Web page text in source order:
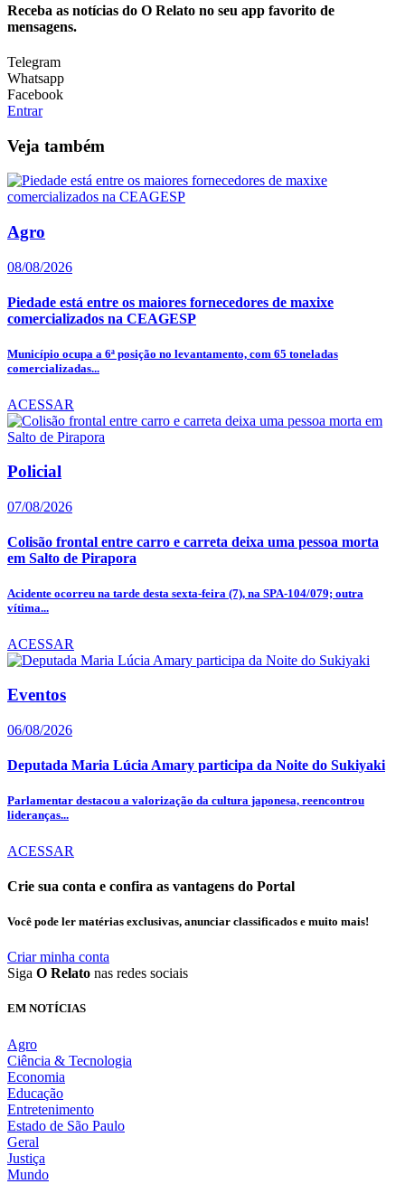
Receba as notícias do O Relato no seu app favorito de
mensagens.
Telegram
Whatsapp
Facebook
Entrar
Veja também
Agro
08/08/2026
Piedade está entre os maiores fornecedores de maxixe
comercializados na CEAGESP
Município ocupa a 6ª posição no levantamento, com 65 toneladas
comercializadas...
ACESSAR
Policial
07/08/2026
Colisão frontal entre carro e carreta deixa uma pessoa morta
em Salto de Pirapora
Acidente ocorreu na tarde desta sexta-feira (7), na SPA-104/079; outra
vítima...
ACESSAR
Eventos
06/08/2026
Deputada Maria Lúcia Amary participa da Noite do Sukiyaki
Parlamentar destacou a valorização da cultura japonesa, reencontrou
lideranças...
ACESSAR
Crie sua conta e confira as vantagens do Portal
Você pode ler matérias exclusivas, anunciar classificados e muito mais!
Criar minha conta
Siga O Relato nas redes sociais
EM NOTÍCIAS
Agro
Ciência & Tecnologia
Economia
Educação
Entretenimento
Estado de São Paulo
Geral
Justiça
Mundo